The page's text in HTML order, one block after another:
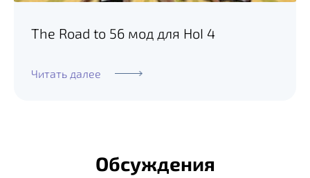
The Road to 56 мод для HoI 4
Читать далее
Обсуждения